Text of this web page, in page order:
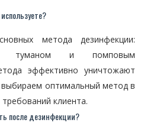
метода дезинфекции:
туманом и помповым
эффективно уничтожают
оптимальный метод в
клиента.
после дезинфекции?